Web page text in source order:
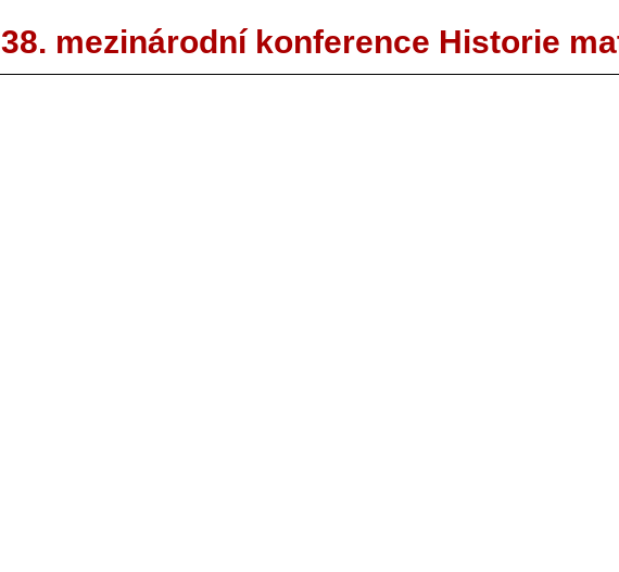
38. mezinárodní konference Historie